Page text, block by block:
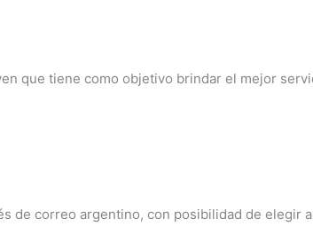
que tiene como objetivo brindar el mejor
de correo argentino, con posibilidad de elegir